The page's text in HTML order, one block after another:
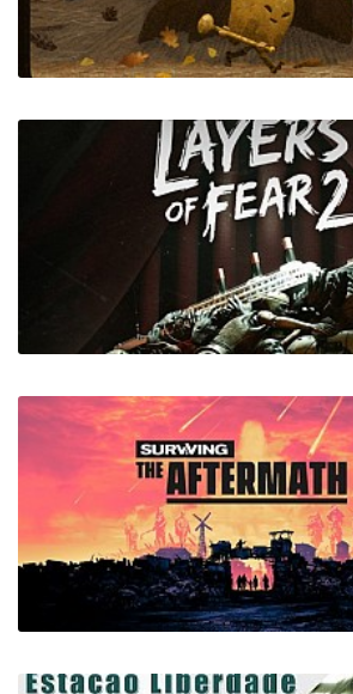
Copperbell
Layers of Fear 2